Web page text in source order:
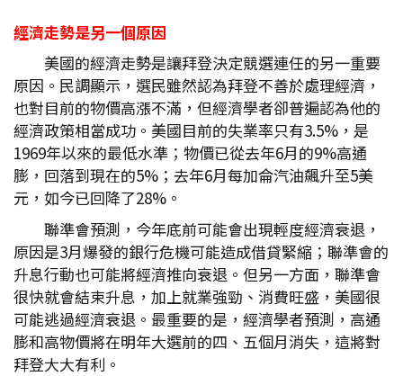
經濟走勢是另一個原因
美國的經濟走勢是讓拜登決定競選連任的另一重要
原因。民調顯示，選民雖然認為拜登不善於處理經濟，
也對目前的物價高漲不滿，但經濟學者卻普遍認為他的
經濟政策相當成功。美國目前的失業率只有3.5%，是
1969年以來的最低水準；物價已從去年6月的9%高通
膨，回落到現在的5%；去年6月每加侖汽油飆升至5美
元，如今已回降了28%。
聯準會預測，今年底前可能會出現輕度經濟衰退，
原因是3月爆發的銀行危機可能造成借貸緊縮；聯準會的
升息行動也可能將經濟推向衰退。但另一方面，聯準會
很快就會結束升息，加上就業強勁、消費旺盛，美國很
可能逃過經濟衰退。最重要的是，經濟學者預測，高通
膨和高物價將在明年大選前的四、五個月消失，這將對
拜登大大有利。